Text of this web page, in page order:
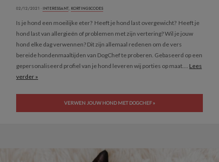
02/12/2021 · INTERESSANT, KORTINGSCODES
Is je hond een moeilijke eter? Heeft je hond last overgewicht? Heeft je
hond last van allergieën of problemen met zijn vertering? Wil je jouw
hond elke dag verwennen? Dit zijn allemaal redenen om de vers
bereide hondenmaaltijden van DogChef te proberen. Gebaseerd op een
gepersonaliseerd profiel van je hond leveren wij porties op maat.... Lees
verder »
VERWEN JOUW HOND MET DOGCHEF »